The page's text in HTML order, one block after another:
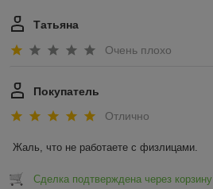
Татьяна
Очень плохо
Покупатель
Отлично
Жаль, что не работаете с физлицами.
Сделка подтверждена через корзину